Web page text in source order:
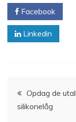
Facebook
Linkedin
Opdag de
silikonelåg